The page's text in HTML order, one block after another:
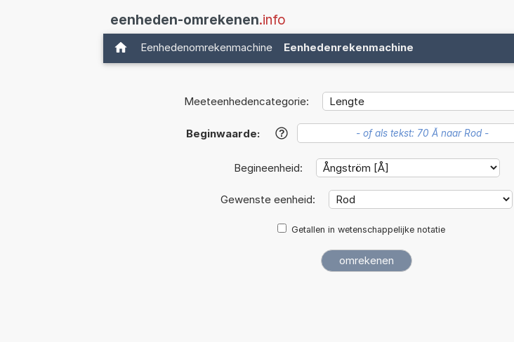
eenheden-omrekenen.info
Eenhedenomrekenmachine Eenhedenrekenmachine
Meeteenhedencategorie:
Beginwaarde: ?
Begineenheid:
Gewenste eenheid:
Getallen in wetenschappelijke notatie